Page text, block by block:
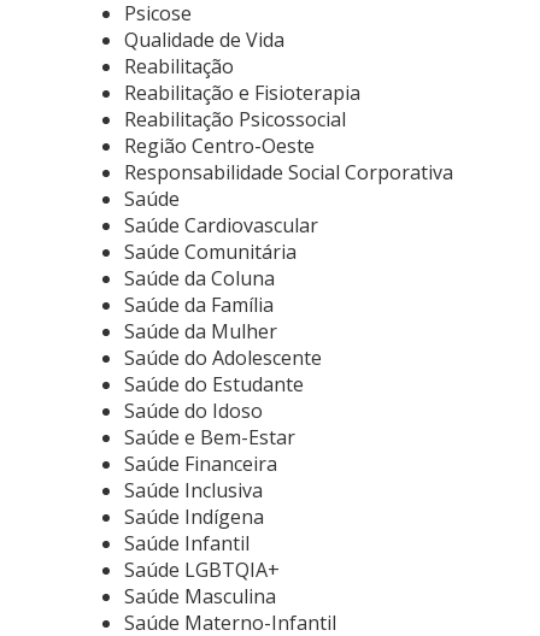
Psicose
Qualidade de Vida
Reabilitação
Reabilitação e Fisioterapia
Reabilitação Psicossocial
Região Centro-Oeste
Responsabilidade Social Corporativa
Saúde
Saúde Cardiovascular
Saúde Comunitária
Saúde da Coluna
Saúde da Família
Saúde da Mulher
Saúde do Adolescente
Saúde do Estudante
Saúde do Idoso
Saúde e Bem-Estar
Saúde Financeira
Saúde Inclusiva
Saúde Indígena
Saúde Infantil
Saúde LGBTQIA+
Saúde Masculina
Saúde Materno-Infantil